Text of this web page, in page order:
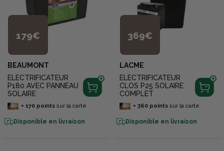
179€
BEAUMONT
ELECTRIFICATEUR
P180 AVEC PANNEAU
SOLAIRE
+ 170pointssur la carte
Disponible en livraison
369€
LACME
ELECTRIFICATEUR
CLOS P25 SOLAIRE
COMPLET
+ 360pointssur la carte
Disponible en livraison